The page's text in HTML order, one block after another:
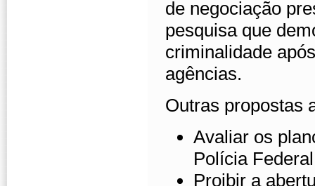
de negociação
pesquisa que
criminalidade
agências.
Outras propostas
Avaliar os
Polícia
Proibir a